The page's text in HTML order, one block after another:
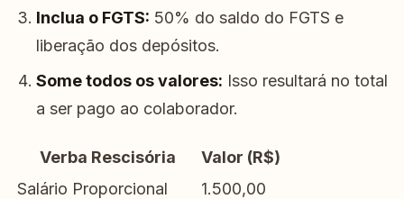
Inclua o FGTS: 50% do saldo do FGTS e
liberação dos depósitos.
Some todos os valores: Isso resultará no total
a ser pago ao colaborador.
Verba Rescisória
Valor (R$)
Salário Proporcional
1.500,00